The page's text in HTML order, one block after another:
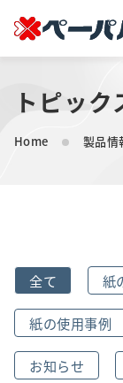
HOME
初めての方へ
会社案内
事業内容
トピック
Home 製品情
全て 紙
紙の使用事例
お知らせ